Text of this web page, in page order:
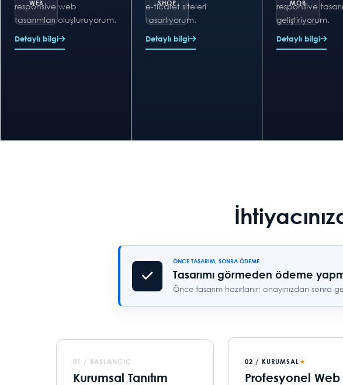
responsive web
tasarımları oluşturuyorum.
Detaylı bilgi
e-ticaret siteleri
tasarlıyorum.
Detaylı bilgi
responsive
geliştiriyorum.
Detaylı bilgi
ÖNCE TASARIM, SONRA ÖDEME
Tasarımı görmeden ödeme
Önce tasarım hazırlanır; onayınızdan sonra
01 / BAŞLANGIÇ
Kurumsal Tanıtım
02 / KURUMSAL
Profesyonel Web